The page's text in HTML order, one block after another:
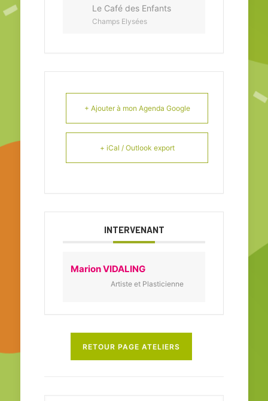
Le Café des Enfants
Champs Elysées
+ Ajouter à mon Agenda Google
+ iCal / Outlook export
INTERVENANT
Marion VIDALING
Artiste et Plasticienne
RETOUR PAGE ATELIERS